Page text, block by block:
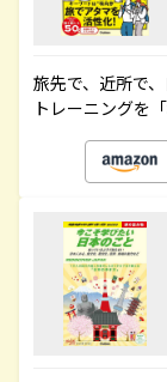
旅先で、近所で
トレーニングを